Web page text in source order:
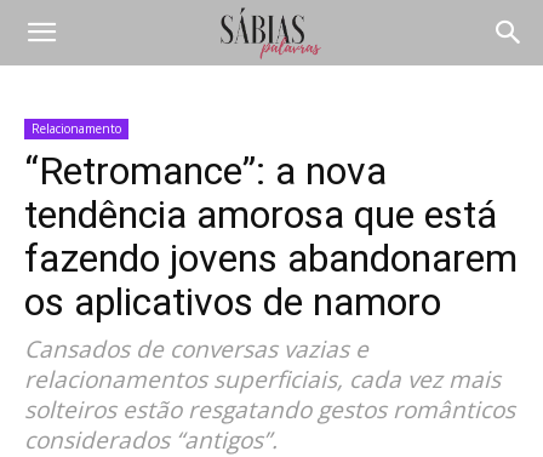
Relacionamento
“Retromance”: a nova
tendência amorosa que está
fazendo jovens abandonarem
os aplicativos de namoro
Cansados de conversas vazias e
relacionamentos superficiais, cada vez mais
solteiros estão resgatando gestos românticos
considerados “antigos”.